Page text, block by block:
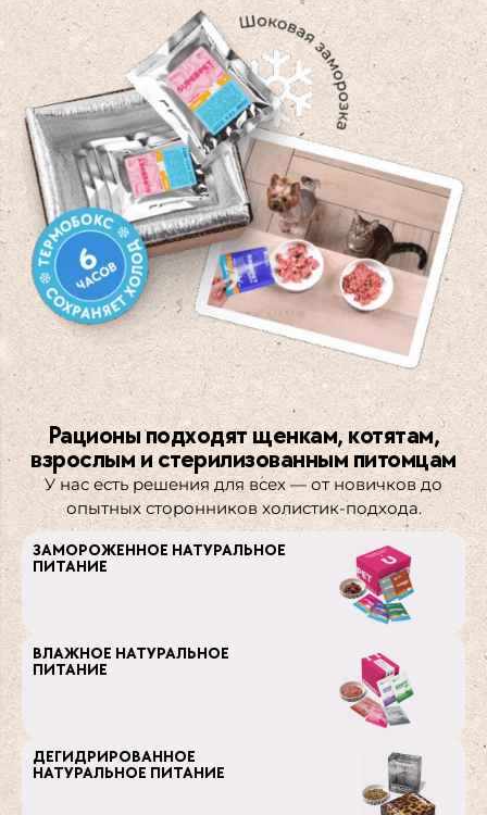
Рационы подходят щенкам, котятам,
взрослым и стерилизованным питомцам
У нас есть решения для всех — от новичков до
опытных сторонников холистик-подхода.
ЗАМОРОЖЕННОЕ НАТУРАЛЬНОЕ
ПИТАНИЕ
ВЛАЖНОЕ НАТУРАЛЬНОЕ
ПИТАНИЕ
ДЕГИДРИРОВАННОЕ
НАТУРАЛЬНОЕ ПИТАНИЕ